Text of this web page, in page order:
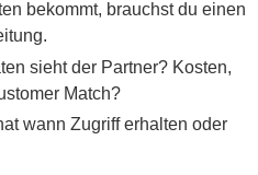
bekommt, brauchst du einen
sieht der Partner? Kosten,
Match?
wann Zugriff erhalten oder